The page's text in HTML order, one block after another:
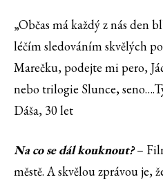
„Občas má každý z nás den
léčím sledováním skvělých
Marečku, podejte mi pero,
nebo trilogie Slunce,
Dáša, 30 let
Na co se dál kouknout? –
městě. A skvělou zprávou je,